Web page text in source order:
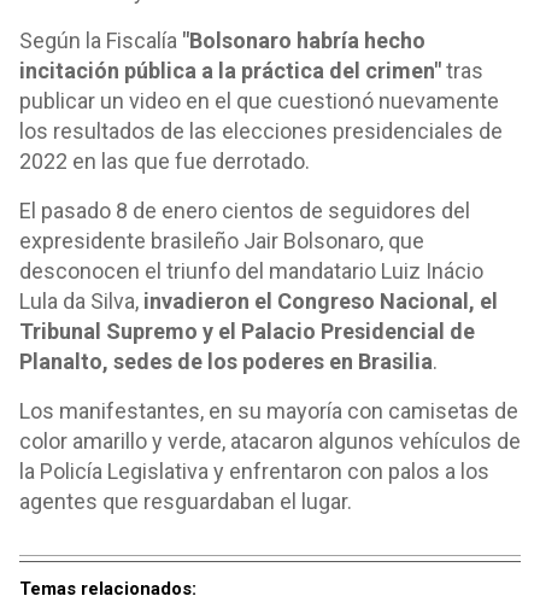
Según la Fiscalía "Bolsonaro habría hecho
incitación pública a la práctica del crimen"tras
publicar un video en el que cuestionó nuevamente
los resultados de las elecciones presidenciales de
2022 en las que fue derrotado.
El pasado 8 de enero cientos de seguidores del
expresidente brasileño Jair Bolsonaro, que
desconocen el triunfo del mandatario Luiz Inácio
Lula da Silva, invadieron el Congreso Nacional, el
Tribunal Supremo y el Palacio Presidencial de
Planalto, sedes de los poderes en Brasilia.
Los manifestantes, en su mayoría con camisetas de
color amarillo y verde, atacaron algunos vehículos de
la Policía Legislativa y enfrentaron con palos a los
agentes que resguardaban el lugar.
Temas relacionados: